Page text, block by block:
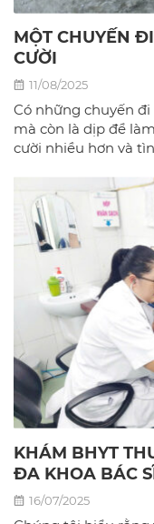
MỘT CHUYẾN
CƯỜI
11/08/2025
Có những chuyến
mà còn là dịp để
cười nhiều hơn và
KHÁM BHYT
ĐA KHOA BÁC
16/07/2025